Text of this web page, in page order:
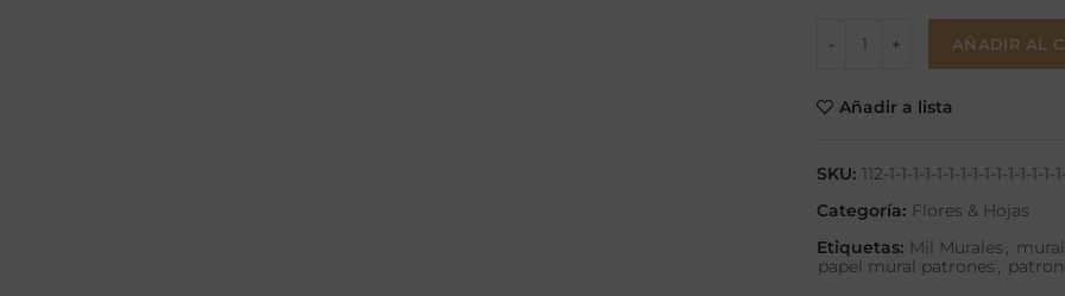
AÑADIR AL
Añadir a lista
SKU: 112-1-1-1-1-1-1-1-1-1-1-1-1-1-1-
Categoría: Flores & Hojas
Etiquetas: Mil Murales ,
papel mural patrones ,